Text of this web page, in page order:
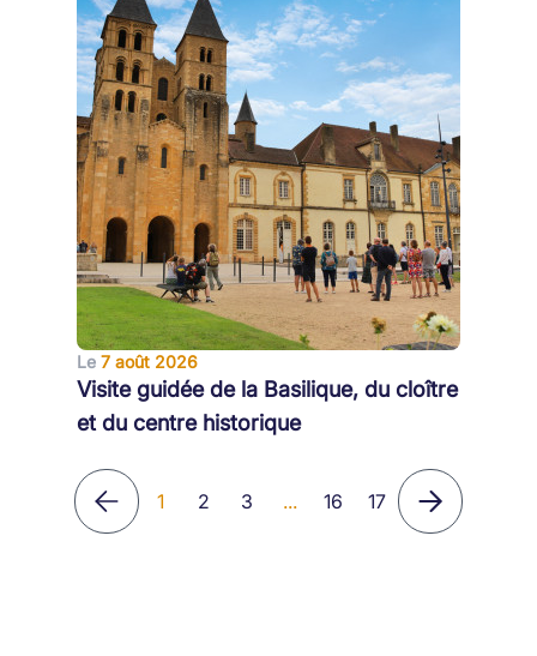
Le 7 août 2026
Visite guidée de la Basilique, du cloître
et du centre historique
1 2 3 ... 16 17